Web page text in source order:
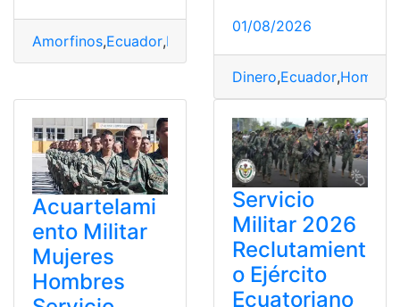
Amorfinos,Ecuador,Hombres
01/08/2026
Dinero,Ecuador,
Acuartelami
ento Militar
Mujeres
Hombres
Servicio
Militar 2026
Reclutamient
o Ejército
Ecuatoriano